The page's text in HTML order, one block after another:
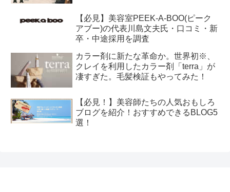
【必見】美容室PEEK-A-BOO(ピーク
アブー)の代表川島文夫氏・口コミ・新
卒・中途採用を調査
カラー剤に新たな革命か。世界初※、
クレイを利用したカラー剤「terra」が
凄すぎた。毛髪検証もやってみた！
【必見！】美容師たちの人気おもしろ
ブログを紹介！おすすめできるBLOG5
選！